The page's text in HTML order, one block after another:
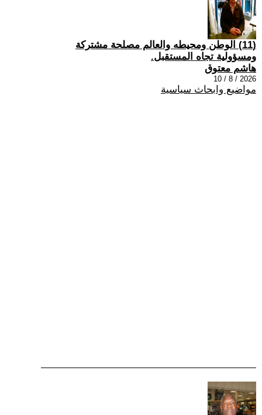
(11) الوطن ومحيطه والعالم مصلحة مشتركة
ومسؤولية تجاه المستقبل.
هاشم معتوق
2026 / 8 / 10
مواضيع وابحاث سياسية